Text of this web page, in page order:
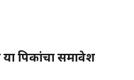
पिकांचा समावेश